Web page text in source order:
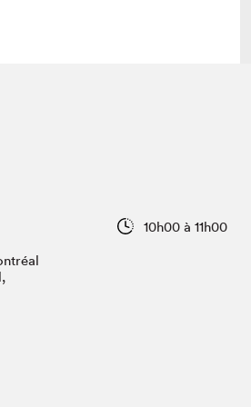
Vidéos et balados10h00 à 11h00